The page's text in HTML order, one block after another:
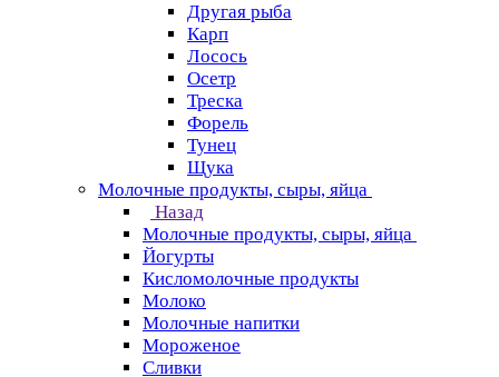
Другая рыба
Карп
Лосось
Осетр
Треска
Форель
Тунец
Щука
Молочные продукты, сыры, яйца
Назад
Молочные продукты, сыры, яйца
Йогурты
Кисломолочные продукты
Молоко
Молочные напитки
Мороженое
Сливки